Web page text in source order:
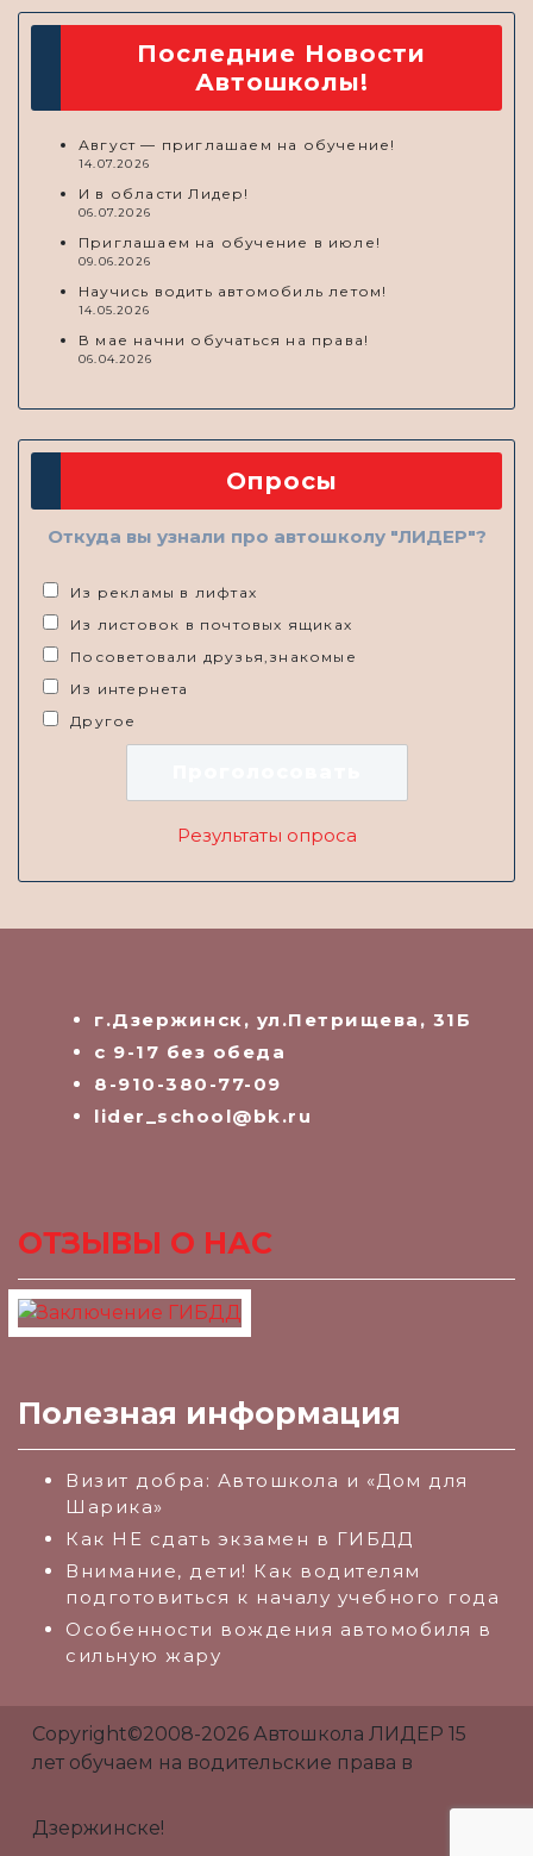
Последние Новости
Автошколы!
Август — приглашаем на обучение!
14.07.2026
И в области Лидер!
06.07.2026
Приглашаем на обучение в июле!
09.06.2026
Научись водить автомобиль летом!
14.05.2026
В мае начни обучаться на права!
06.04.2026
Опросы
Откуда вы узнали про автошколу "ЛИДЕР"?
Из рекламы в лифтах
Из листовок в почтовых ящиках
Посоветовали друзья,знакомые
Из интернета
Другое
Результаты опроса
г.Дзержинск, ул.Петрищева, 31Б
с 9-17 без обеда
8-910-380-77-09
lider_school@bk.ru
ОТЗЫВЫ О НАС
Полезная информация
Визит добра: Автошкола и «Дом для
Шарика»
Как НЕ сдать экзамен в ГИБДД
Внимание, дети! Как водителям
подготовиться к началу учебного года
Особенности вождения автомобиля в
сильную жару
Copyright©2008-2026 Автошкола ЛИДЕР 15
лет обучаем на водительские права в
Дзержинске!